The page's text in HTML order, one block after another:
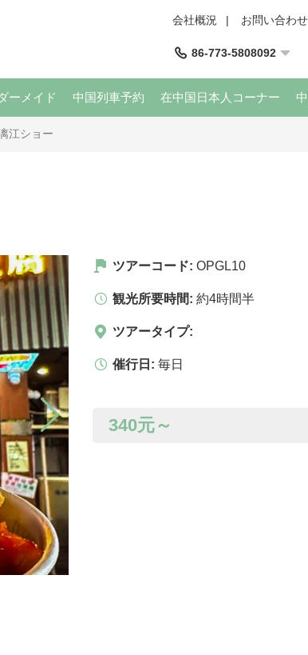
会社概況 | お問い合わせ
86-773-5808092
ーメイド 中国列車予約 在中国日本人コーナー
江ショー
ツアーコード: OPGL10
観光所要時間: 約4時間半
ツアータイプ:
催行日: 毎日
340元～